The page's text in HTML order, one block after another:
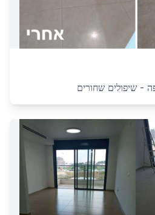
- שיפולים שחורים